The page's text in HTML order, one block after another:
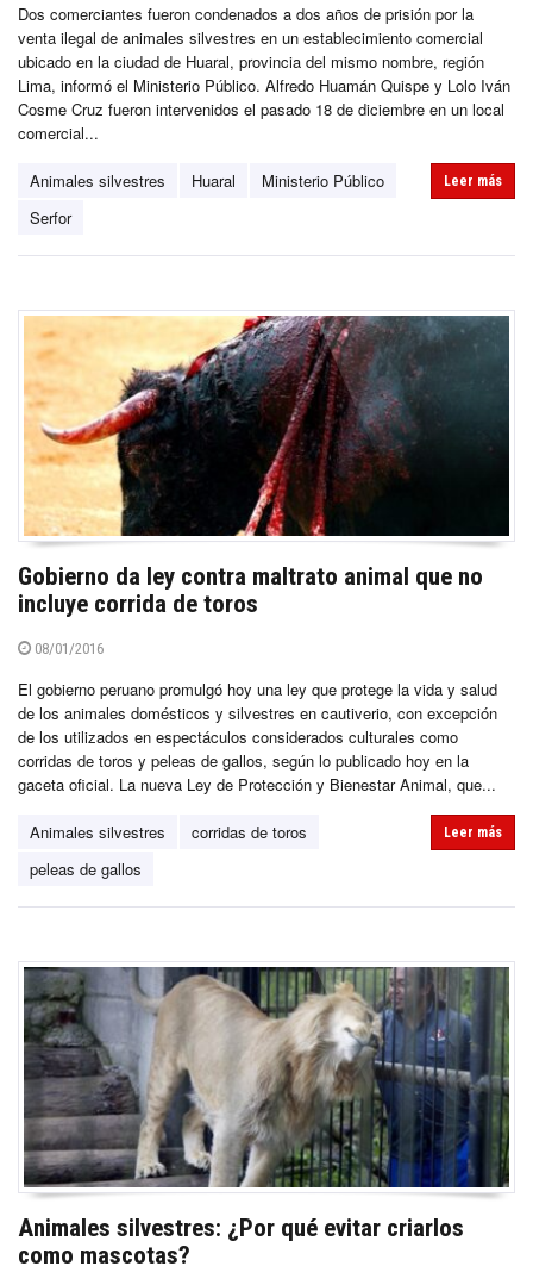
Dos comerciantes fueron condenados a dos años de prisión por la
venta ilegal de animales silvestres en un establecimiento comercial
ubicado en la ciudad de Huaral, provincia del mismo nombre, región
Lima, informó el Ministerio Público. Alfredo Huamán Quispe y Lolo Iván
Cosme Cruz fueron intervenidos el pasado 18 de diciembre en un local
comercial...
Animales silvestres Huaral
Ministerio Público
Serfor
Leer más
Gobierno da ley contra maltrato animal que no
incluye corrida de toros
08/01/2016
El gobierno peruano promulgó hoy una ley que protege la vida y salud
de los animales domésticos y silvestres en cautiverio, con excepción
de los utilizados en espectáculos considerados culturales como
corridas de toros y peleas de gallos, según lo publicado hoy en la
gaceta oficial. La nueva Ley de Protección y Bienestar Animal, que...
Animales silvestres
corridas de toros
peleas de gallos
Leer más
Animales silvestres: ¿Por qué evitar criarlos
como mascotas?